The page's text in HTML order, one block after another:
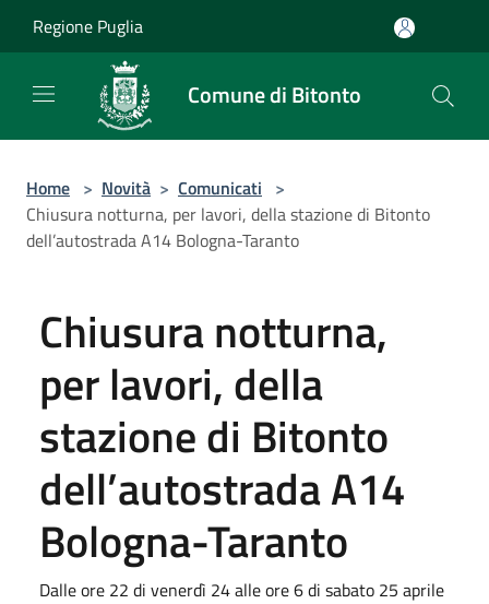
Regione Puglia
Comune di Bitonto
Home > Novità > Comunicati >
Chiusura notturna, per lavori, della stazione di Bitonto
dell’autostrada A14 Bologna-Taranto
Chiusura notturna,
per lavori, della
stazione di Bitonto
dell’autostrada A14
Bologna-Taranto
Dalle ore 22 di venerdì 24 alle ore 6 di sabato 25 aprile